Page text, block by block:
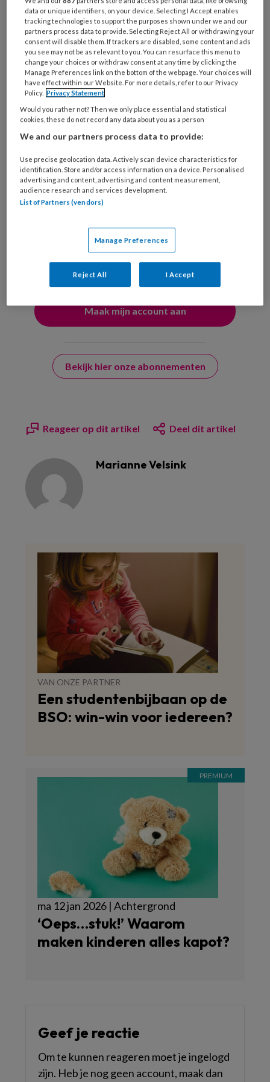
Bij
welke
organisatie
werk
je?
Untitled
Ontvang 2x per week de
KinderopvangTotaal nieuwsbrief
Ontvang iedere zondag het
Management Kinderopvang
Weekoverzicht
Ja, ik geef toestemming voor e-mails
van KinderopvangTotaal en
Springer Media B.V.
uw profiel in overeenstemming met ons
privacy statement
Bekijk hier onze abonnementen
Reageer op dit artikel Deel dit artikel
Marianne Velsink
VAN ONZE PARTNER
Een studentenbijbaan op de
BSO: win-win voor iedereen?
ma 12 jan 2026 | Achtergrond
‘Oeps…stuk!’ Waarom
maken kinderen alles kapot?
Geef je reactie
Om te kunnen reageren moet je ingelogd
zijn. Heb je nog geen account, maak dan
data or unique identifiers, on your device. Selecting I Accept enables
tracking technologies to support the purposes shown under we and our
partners process data to provide. Selecting Reject All or withdrawing your
consent will disable them. If trackers are disabled, some content and ads
you see may not be as relevant to you. You can resurface this menu to
change your choices or withdraw consent at any time by clicking the
Manage Preferences link on the bottom of the webpage. Your choices will
have effect within our Website. For more details, refer to our Privacy
Policy. Privacy Statement
Would you rather not? Then we only place essential and statistical
cookies, these do not record any data about you as a person
We and our partners process data to provide:
Use precise geolocation data. Actively scan device characteristics for
identification. Store and/or access information on a device. Personalised
advertising and content, advertising and content measurement,
audience research and services development.
List of Partners (vendors)
Manage Preferences
Reject All I Accept